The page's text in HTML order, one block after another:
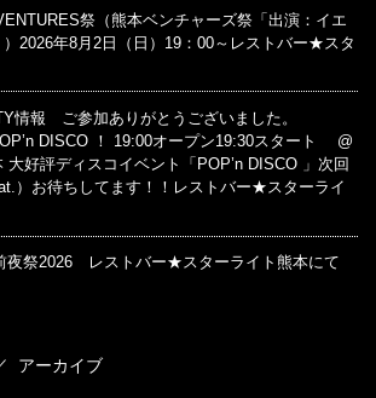
祭（熊本ベンチャーズ祭「出演：イエ
）2026年8月2日（日）19：00～レストバー★スタ
情報 ご参加ありがとうございました。
DISCO ！ 19:00オープン19:30スタート @
大好評ディスコイベント「POP’n DISCO 」次回
）お待ちしてます！！レストバー★スターライ
夜祭2026 レストバー★スターライト熊本にて
アーカイブ